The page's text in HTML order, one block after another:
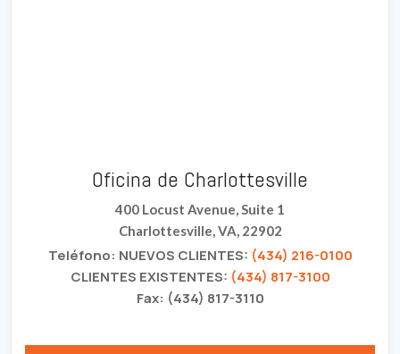
Oficina de Charlottesville
400 Locust Avenue, Suite 1
Charlottesville, VA, 22902
Teléfono: NUEVOS CLIENTES: (434) 216-0100
CLIENTES EXISTENTES: (434) 817-3100
Fax: (434) 817-3110